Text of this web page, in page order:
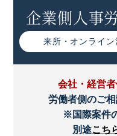
安全衛生管理体制とは｜
かりやすく解説
や導入手順について
労働安全衛生マネジメン
企業側人事
来所・オンライン
会社・経営
労働者側のご
※国際案件
別途こち